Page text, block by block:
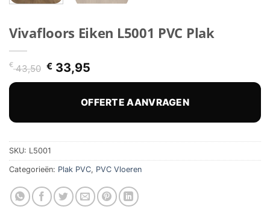
Vivafloors Eiken L5001 PVC Plak
€43,50 Oorspronkelijke
prijs
€ 43,50.
€33,95Huidige
prijs
€ 33,95.
OFFERTE AANVRAGEN
SKU: L5001
Categorieën: Plak PVC, PVC Vloeren